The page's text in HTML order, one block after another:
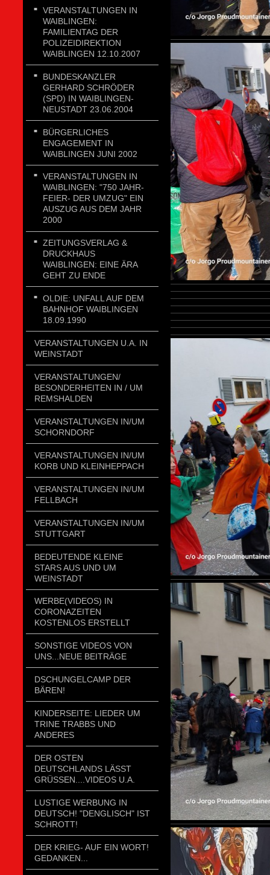
VERANSTALTUNGEN IN
WAIBLINGEN:
FAMILIENTAG DER
POLIZEIDIREKTION
WAIBLINGEN 12.10.2007
BUNDESKANZLER
GERHARD SCHRÖDER
(SPD) IN WAIBLINGEN-
NEUSTADT 23.06.2004
BÜRGERLICHES
ENGAGEMENT IN
WAIBLINGEN JUNI 2002
VERANSTALTUNGEN IN
WAIBLINGEN: "750 JAHR-
FEIER- DER UMZUG" EIN
AUSZUG AUS DEM JAHR
2000
ZEITUNGSVERLAG &
DRUCKHAUS
WAIBLINGEN: EINE ÄRA
GEHT ZU ENDE
OLDIE: UNFALL AUF DEM
BAHNHOF WAIBLINGEN
18.09.1990
VERANSTALTUNGEN U.A. IN
WEINSTADT
VERANSTALTUNGEN/
BESONDERHEITEN IN / UM
REMSHALDEN
VERANSTALTUNGEN IN/UM
SCHORNDORF
VERANSTALTUNGEN IN/UM
KORB UND KLEINHEPPACH
VERANSTALTUNGEN IN/UM
FELLBACH
VERANSTALTUNGEN IN/UM
STUTTGART
BEDEUTENDE KLEINE
STARS AUS UND UM
WEINSTADT
WERBE(VIDEOS) IN
CORONAZEITEN
KOSTENLOS ERSTELLT
SONSTIGE VIDEOS VON
UNS...NEUE BEITRÄGE
DSCHUNGELCAMP DER
BÄREN!
KINDERSEITE: LIEDER UM
TRINE TRABBS UND
ANDERES
DER OSTEN
DEUTSCHLANDS LÄSST
GRÜSSEN....VIDEOS U.A.
LUSTIGE WERBUNG IN
DEUTSCH! "DENGLISCH" IST
SCHROTT!
DER KRIEG- AUF EIN WORT!
GEDANKEN...